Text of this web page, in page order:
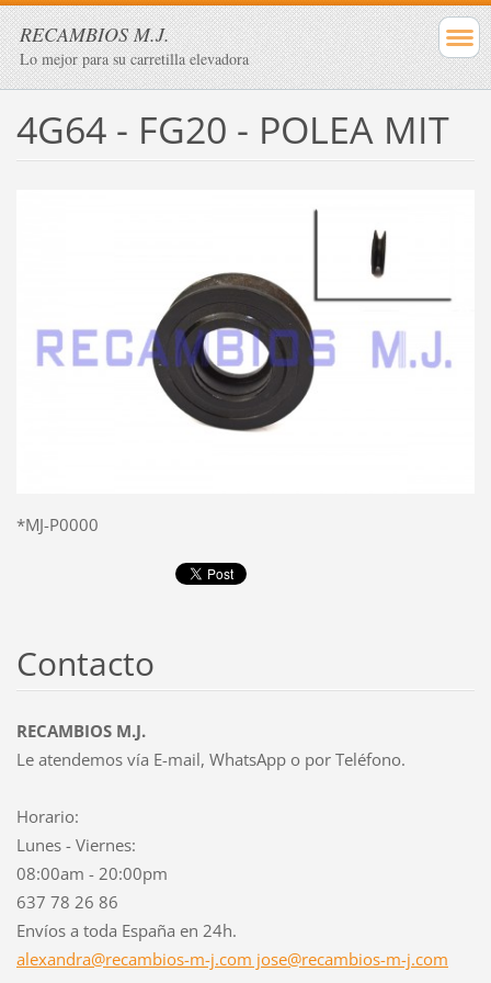
RECAMBIOS M.J.
Lo mejor para su carretilla elevadora
4G64 - FG20 - POLEA MIT
*MJ-P0000
Contacto
RECAMBIOS M.J.
Le atendemos vía E-mail, WhatsApp o por Teléfono.
Horario:
Lunes - Viernes:
08:00am - 20:00pm
637 78 26 86
Envíos a toda España en 24h.
alexandra@recambios-m-j.com jose@recambios-m-j.com